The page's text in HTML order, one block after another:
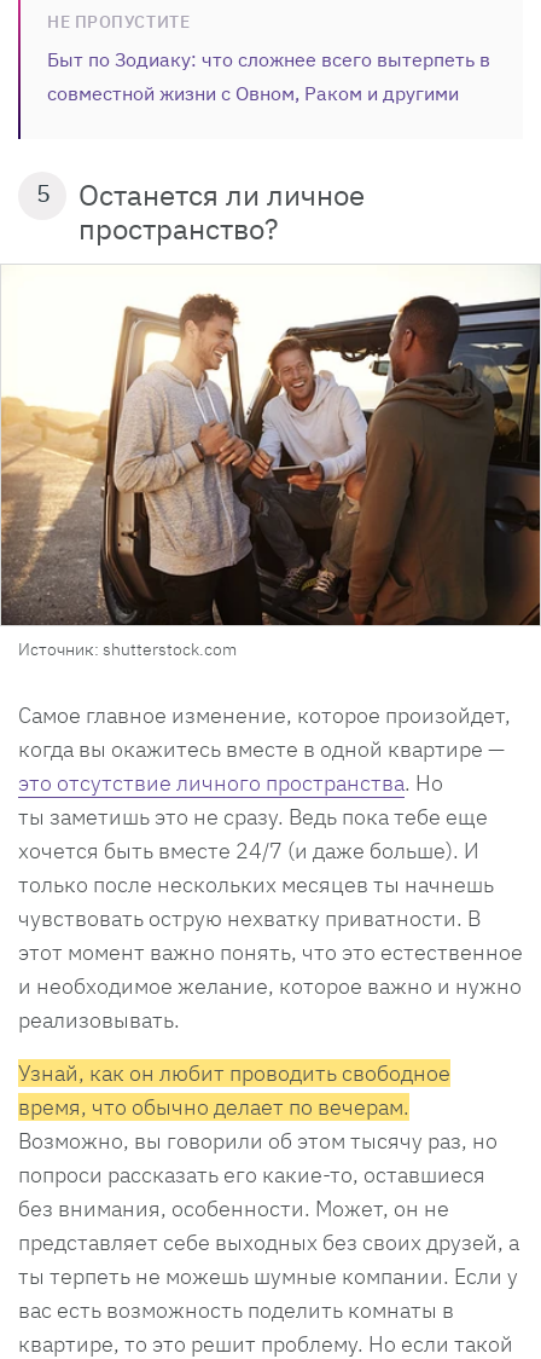
НЕ ПРОПУСТИТЕ
Быт по Зодиаку: что сложнее всего вытерпеть в
совместной жизни с Овном, Раком и другими
5
Останется ли личное
пространство?
Источник: shutterstock.com
Самое главное изменение, которое произойдет,
когда вы окажитесь вместе в одной квартире —
это отсутствие личного пространства. Но
ты заметишь это не сразу. Ведь пока тебе еще
хочется быть вместе 24/7 (и даже больше). И
только после нескольких месяцев ты начнешь
чувствовать острую нехватку приватности. В
этот момент важно понять, что это естественное
и необходимое желание, которое важно и нужно
реализовывать.
Узнай, как он любит проводить свободное
время, что обычно делает по вечерам.
Возможно, вы говорили об этом тысячу раз, но
попроси рассказать его какие-то, оставшиеся
без внимания, особенности. Может, он не
представляет себе выходных без своих друзей, а
ты терпеть не можешь шумные компании. Если у
вас есть возможность поделить комнаты в
квартире, то это решит проблему. Но если такой